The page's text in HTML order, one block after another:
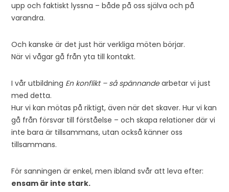
upp och faktiskt lyssna – både på oss själva och på
varandra.
Och kanske är det just här verkliga möten börjar.
När vi vågar gå från yta till kontakt.
I vår utbildning En konflikt – så spännandearbetar vi just
med detta.
Hur vi kan mötas på riktigt, även när det skaver. Hur vi kan
gå från försvar till förståelse – och skapa relationer där vi
inte bara är tillsammans, utan också känner oss
tillsammans.
För sanningen är enkel, men ibland svår att leva efter:
ensam är inte stark.